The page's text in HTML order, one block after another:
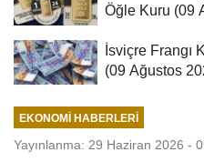
Öğle Kuru (09
İsviçre Frangı
(09 Ağustos
EKONOMI HABERLERI
Yayınlanma: 29 Haziran 2026 -